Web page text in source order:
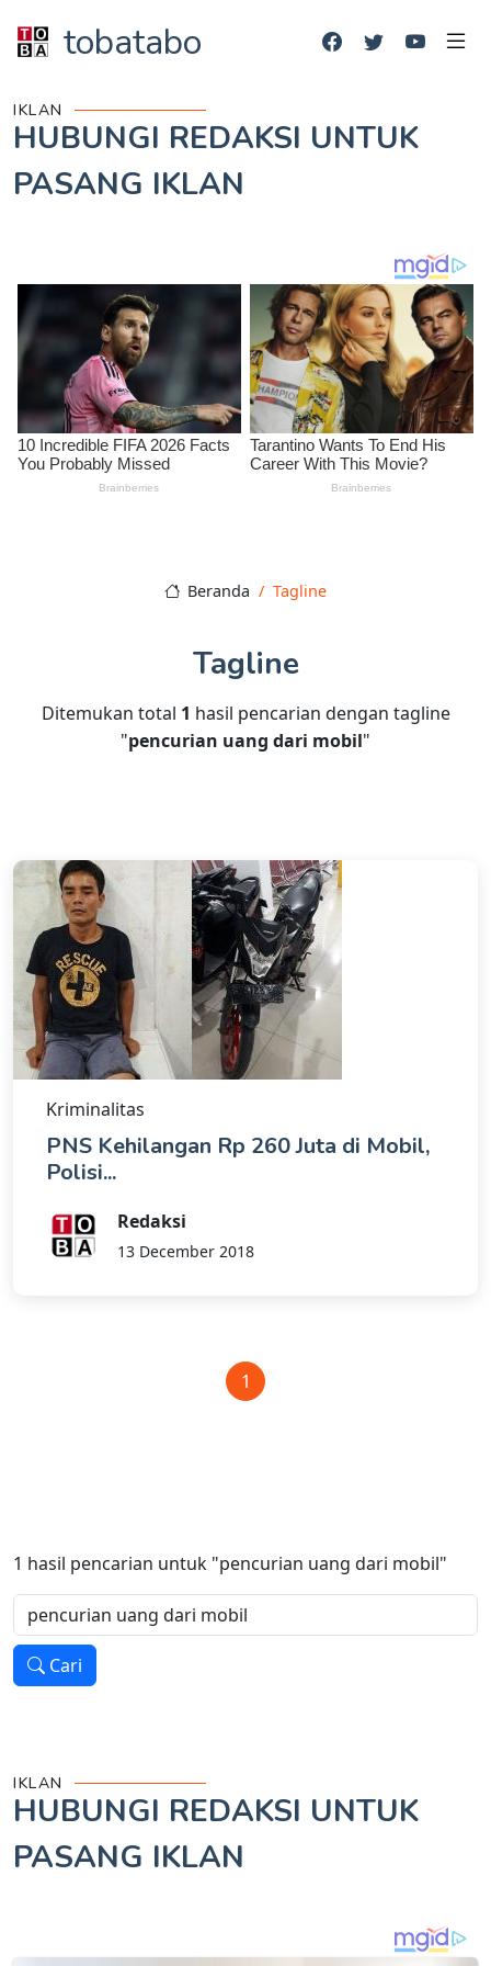
tobatabo
IKLAN
HUBUNGI REDAKSI UNTUK
PASANG IKLAN
Beranda Tagline
Tagline
Ditemukan total 1 hasil pencarian dengan tagline
"pencurian uang dari mobil"
Kriminalitas
PNS Kehilangan Rp 260 Juta di Mobil,
Polisi...
Redaksi
13 December 2018
1
1 hasil pencarian untuk "pencurian uang dari mobil"
Cari
IKLAN
HUBUNGI REDAKSI UNTUK
PASANG IKLAN